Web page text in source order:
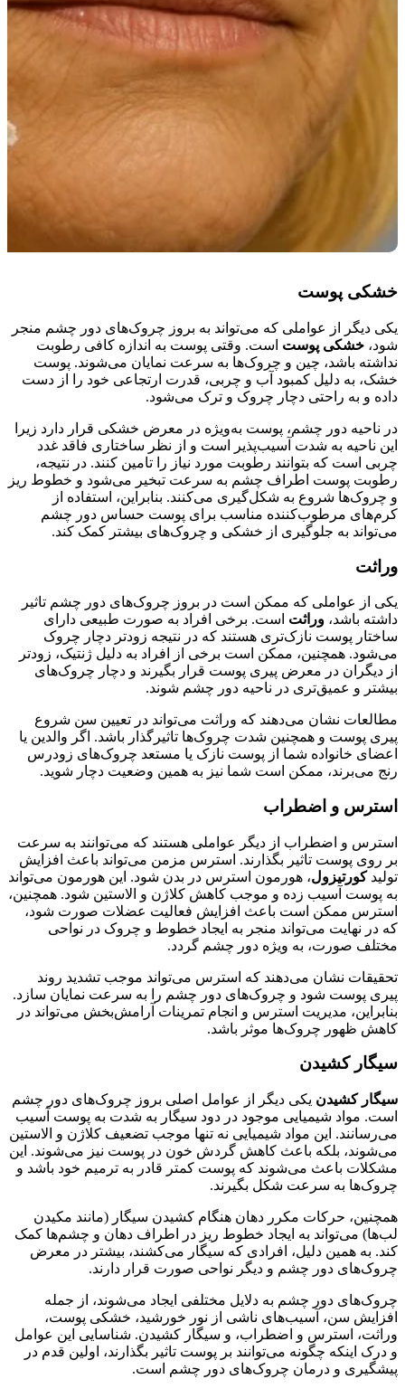
خشکی پوست
یکی دیگر از عواملی که می‌تواند به بروز چروک‌های دور چشم منجر
شود، خشکی پوست است. وقتی پوست به اندازه کافی رطوبت
نداشته باشد، چین و چروک‌ها به سرعت نمایان می‌شوند. پوست
خشک، به دلیل کمبود آب و چربی، قدرت ارتجاعی خود را از دست
داده و به راحتی دچار چروک و ترک می‌شود.
در ناحیه دور چشم، پوست به‌ویژه در معرض خشکی قرار دارد زیرا
این ناحیه به شدت آسیب‌پذیر است و از نظر ساختاری فاقد غدد
چربی است که بتوانند رطوبت مورد نیاز را تامین کنند. در نتیجه،
رطوبت پوست اطراف چشم به سرعت تبخیر می‌شود و خطوط ریز
و چروک‌ها شروع به شکل‌گیری می‌کنند. بنابراین، استفاده از
کرم‌های مرطوب‌کننده مناسب برای پوست حساس دور چشم
می‌تواند به جلوگیری از خشکی و چروک‌های بیشتر کمک کند.
وراثت
یکی از عواملی که ممکن است در بروز چروک‌های دور چشم تاثیر
داشته باشد، وراثت است. برخی افراد به صورت طبیعی دارای
ساختار پوست نازک‌تری هستند که در نتیجه زودتر دچار چروک
می‌شود. همچنین، ممکن است برخی از افراد به دلیل ژنتیک، زودتر
از دیگران در معرض پیری پوست قرار بگیرند و دچار چروک‌های
بیشتر و عمیق‌تری در ناحیه دور چشم شوند.
مطالعات نشان می‌دهند که وراثت می‌تواند در تعیین سن شروع
پیری پوست و همچنین شدت چروک‌ها تاثیرگذار باشد. اگر والدین یا
اعضای خانواده شما از پوست نازک یا مستعد چروک‌های زودرس
رنج می‌برند، ممکن است شما نیز به همین وضعیت دچار شوید.
استرس و اضطراب
استرس و اضطراب از دیگر عواملی هستند که می‌توانند به سرعت
بر روی پوست تاثیر بگذارند. استرس مزمن می‌تواند باعث افزایش
تولیدکورتیزول، هورمون استرس در بدن شود. این هورمون می‌تواند
به پوست آسیب زده و موجب کاهش کلاژن و الاستین شود. همچنین،
استرس ممکن است باعث افزایش فعالیت عضلات صورت شود،
که در نهایت می‌تواند منجر به ایجاد خطوط و چروک در نواحی
مختلف صورت، به ویژه دور چشم گردد.
تحقیقات نشان می‌دهند که استرس می‌تواند موجب تشدید روند
پیری پوست شود و چروک‌های دور چشم را به سرعت نمایان سازد.
بنابراین، مدیریت استرس و انجام تمرینات آرامش‌بخش می‌تواند در
کاهش ظهور چروک‌ها موثر باشد.
سیگار کشیدن
سیگار کشیدن یکی دیگر از عوامل اصلی بروز چروک‌های دور چشم
است. مواد شیمیایی موجود در دود سیگار به شدت به پوست آسیب
می‌رسانند. این مواد شیمیایی نه تنها موجب تضعیف کلاژن و الاستین
می‌شوند، بلکه باعث کاهش گردش خون در پوست نیز می‌شوند. این
مشکلات باعث می‌شوند که پوست کمتر قادر به ترمیم خود باشد و
چروک‌ها به سرعت شکل بگیرند.
همچنین، حرکات مکرر دهان هنگام کشیدن سیگار (مانند مکیدن
لب‌ها) می‌تواند به ایجاد خطوط ریز در اطراف دهان و چشم‌ها کمک
کند. به همین دلیل، افرادی که سیگار می‌کشند، بیشتر در معرض
چروک‌های دور چشم و دیگر نواحی صورت قرار دارند.
چروک‌های دور چشم به دلایل مختلفی ایجاد می‌شوند، از جمله
افزایش سن، آسیب‌های ناشی از نور خورشید، خشکی پوست،
وراثت، استرس و اضطراب، و سیگار کشیدن. شناسایی این عوامل
و درک اینکه چگونه می‌توانند بر پوست تاثیر بگذارند، اولین قدم در
پیشگیری و درمان چروک‌های دور چشم است.